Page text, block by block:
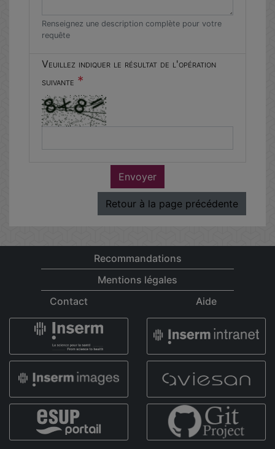
Renseignez une description complète pour votre
requête
Veuillez indiquer le résultat de l'opération
suivante *
Envoyer
Retour à la page précédente
Recommandations
Mentions légales
Contact
Aide